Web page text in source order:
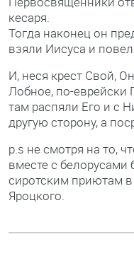
кесаря.
Тогда наконец он
взяли Иисуса и
И, неся крест Свой,
Лобное, по-еврейски
там распяли Его и с
другую сторону, а
р.s не смотря на то,
вместе с
сиротским приютам
Яроцкого.